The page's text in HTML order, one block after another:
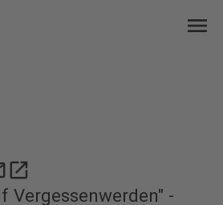
menu
open_in_new
Vergessenwerden" -